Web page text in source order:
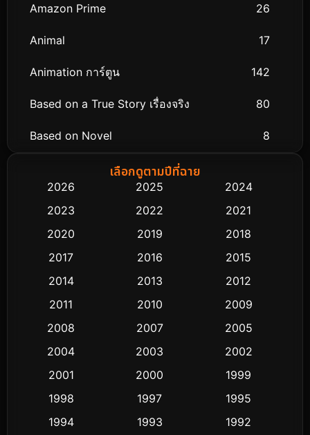
Amazon Prime 26
Animal 17
Animation การ์ตูน 142
Based on a True Story เรื่องจริง 80
Based on Novel 8
Biography ชีวิตจริง
Classic หนังคลาสสิก
Comedy ตลก 445
Crime อาชญากรรม 518
Cult Film
Dance เต้น
เลือกดูตามปีที่ฉาย
2026 2025
2024
2023
2022
2021
2020
2019
2018
2017
2016
2015
2014
2013
2012
2011
2010
2009
2008
2007
2005
2004
2003
2002
2001
2000
1999
1998
1997
1995
1994
1993
1992